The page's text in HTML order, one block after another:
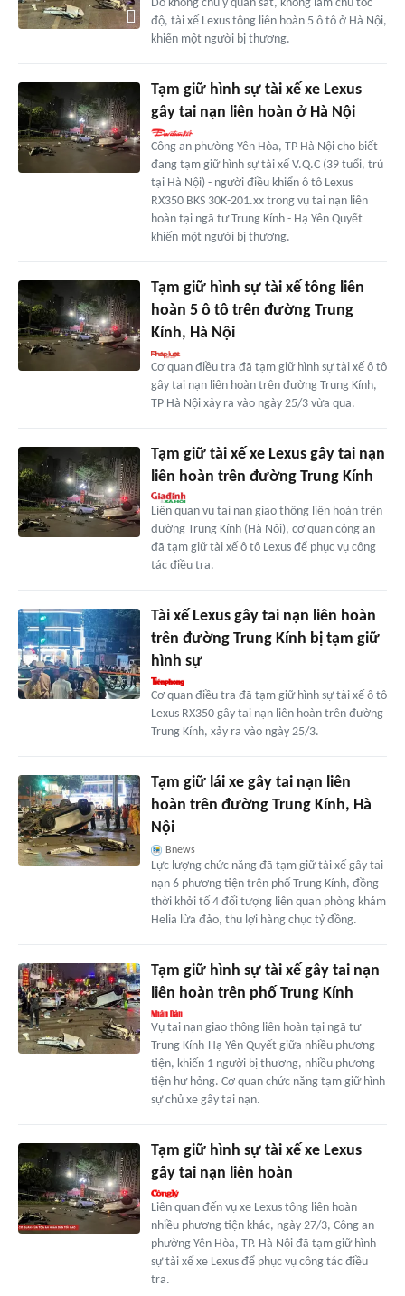
Do không chú ý quan sát, không làm chủ tốc
độ, tài xế Lexus tông liên hoàn 5 ô tô ở Hà Nội,
khiến một người bị thương.
Tạm giữ hình sự tài xế xe Lexus
gây tai nạn liên hoàn ở Hà Nội
Công an phường Yên Hòa, TP Hà Nội cho biết
đang tạm giữ hình sự tài xế V.Q.C (39 tuổi, trú
tại Hà Nội) - người điều khiển ô tô Lexus
RX350 BKS 30K-201.xx trong vụ tai nạn liên
hoàn tại ngã tư Trung Kính - Hạ Yên Quyết
khiến một người bị thương.
Tạm giữ hình sự tài xế tông liên
hoàn 5 ô tô trên đường Trung
Kính, Hà Nội
Cơ quan điều tra đã tạm giữ hình sự tài xế ô tô
gây tai nạn liên hoàn trên đường Trung Kính,
TP Hà Nội xảy ra vào ngày 25/3 vừa qua.
Tạm giữ tài xế xe Lexus gây tai nạn
liên hoàn trên đường Trung Kính
Liên quan vụ tai nạn giao thông liên hoàn trên
đường Trung Kính (Hà Nội), cơ quan công an
đã tạm giữ tài xế ô tô Lexus để phục vụ công
tác điều tra.
Tài xế Lexus gây tai nạn liên hoàn
trên đường Trung Kính bị tạm giữ
hình sự
Cơ quan điều tra đã tạm giữ hình sự tài xế ô tô
Lexus RX350 gây tai nạn liên hoàn trên đường
Trung Kính, xảy ra vào ngày 25/3.
Tạm giữ lái xe gây tai nạn liên
hoàn trên đường Trung Kính, Hà
Nội
Bnews
Lực lượng chức năng đã tạm giữ tài xế gây tai
nạn 6 phương tiện trên phố Trung Kính, đồng
thời khởi tố 4 đối tượng liên quan phòng khám
Helia lừa đảo, thu lợi hàng chục tỷ đồng.
Tạm giữ hình sự tài xế gây tai nạn
liên hoàn trên phố Trung Kính
Vụ tai nạn giao thông liên hoàn tại ngã tư
Trung Kính-Hạ Yên Quyết giữa nhiều phương
tiện, khiến 1 người bị thương, nhiều phương
tiện hư hỏng. Cơ quan chức năng tạm giữ hình
sự chủ xe gây tai nạn.
Tạm giữ hình sự tài xế xe Lexus
gây tai nạn liên hoàn
Liên quan đến vụ xe Lexus tông liên hoàn
nhiều phương tiện khác, ngày 27/3, Công an
phường Yên Hòa, TP. Hà Nội đã tạm giữ hình
sự tài xế xe Lexus để phục vụ công tác điều
tra.